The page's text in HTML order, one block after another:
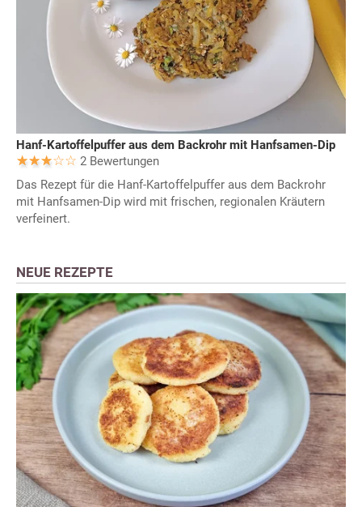
Hanf-Kartoffelpuffer aus dem Backrohr mit Hanfsamen-Dip
2 Bewertungen
Das Rezept für die Hanf-Kartoffelpuffer aus dem Backrohr
mit Hanfsamen-Dip wird mit frischen, regionalen Kräutern
verfeinert.
NEUE REZEPTE